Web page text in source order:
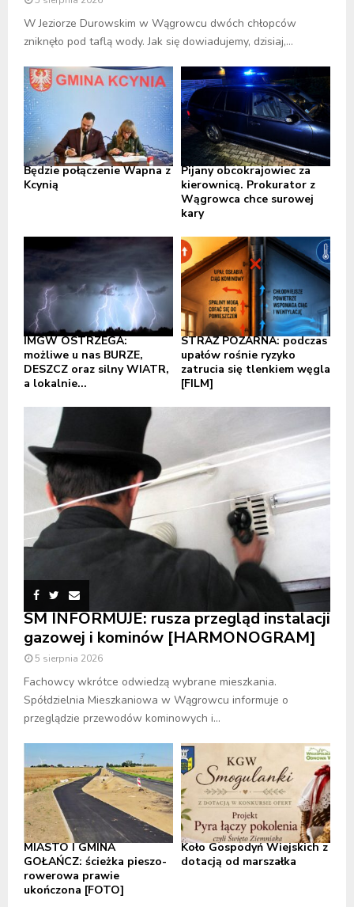
W Jeziorze Durowskim w Wągrowcu dwóch chłopców
zniknęło pod taflą wody. Jak się dowiadujemy, dzisiaj,...
Będzie połączenie Wapna z
Kcynią
Pijany obcokrajowiec za
kierownicą. Prokurator z
Wągrowca chce surowej
kary
IMGW OSTRZEGA:
możliwe u nas BURZE,
DESZCZ oraz silny WIATR,
a lokalnie...
STRAŻ POŻARNA: podczas
upałów rośnie ryzyko
zatrucia się tlenkiem węgla
[FILM]
SM INFORMUJE: rusza przegląd instalacji
gazowej i kominów [HARMONOGRAM]
5 sierpnia 2026
Fachowcy wkrótce odwiedzą wybrane mieszkania.
Spółdzielnia Mieszkaniowa w Wągrowcu informuje o
przeglądzie przewodów kominowych i...
MIASTO I GMINA
GOŁAŃCZ: ścieżka pieszo-
rowerowa prawie
ukończona [FOTO]
Koło Gospodyń Wiejskich z
dotacją od marszałka